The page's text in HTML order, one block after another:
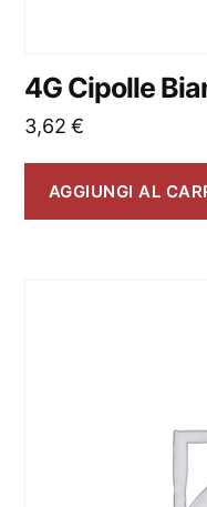
4G Cipolle
3,62€
AGGIUNGI AL